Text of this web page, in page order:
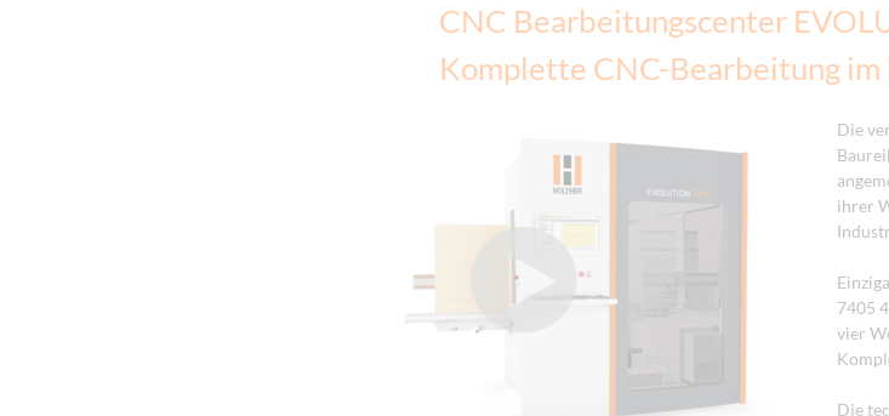
CNC Bearbeitungscenter
Komplette CNC-Bearbeitung
Die
ihrer
7405
vier
Die